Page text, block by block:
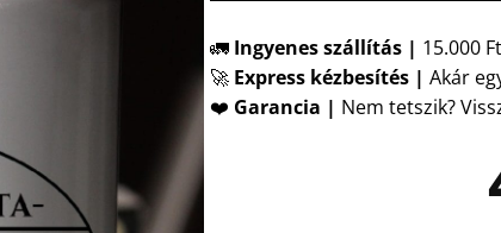
🚛 Ingyenes szállítás | 15.000
🚀 Express kézbesítés | Akár
❤️ Garancia | Nem tetszik?